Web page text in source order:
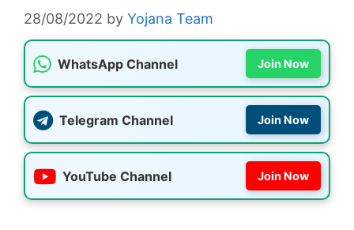
28/08/2022 by Yojana Team
WhatsApp Channel Join Now
Telegram Channel Join Now
YouTube Channel Join Now